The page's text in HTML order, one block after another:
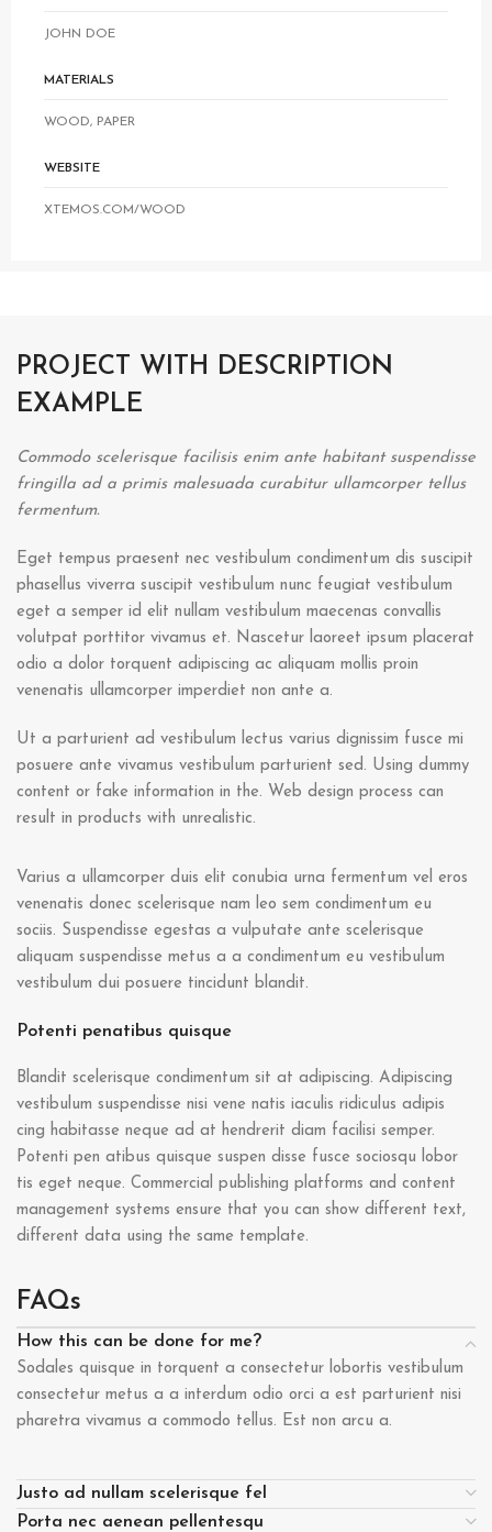
JOHN DOE
MATERIALS
WOOD, PAPER
WEBSITE
XTEMOS.COM/WOOD
PROJECT WITH DESCRIPTION
EXAMPLE
Commodo scelerisque facilisis enim ante habitant suspendisse
fringilla ad a primis malesuada curabitur ullamcorper tellus
fermentum.
Eget tempus praesent nec vestibulum condimentum dis suscipit
phasellus viverra suscipit vestibulum nunc feugiat vestibulum
eget a semper id elit nullam vestibulum maecenas convallis
volutpat porttitor vivamus et. Nascetur laoreet ipsum placerat
odio a dolor torquent adipiscing ac aliquam mollis proin
venenatis ullamcorper imperdiet non ante a.
Ut a parturient ad vestibulum lectus varius dignissim fusce mi
posuere ante vivamus vestibulum parturient sed. Using dummy
content or fake information in the. Web design process can
result in products with unrealistic.
Varius a ullamcorper duis elit conubia urna fermentum vel eros
venenatis donec scelerisque nam leo sem condimentum eu
sociis. Suspendisse egestas a vulputate ante scelerisque
aliquam suspendisse metus a a condimentum eu vestibulum
vestibulum dui posuere tincidunt blandit.
Potenti penatibus quisque
Blandit scelerisque condimentum sit at adipiscing. Adipiscing
vestibulum suspendisse nisi vene natis iaculis ridiculus adipis
cing habitasse neque ad at hendrerit diam facilisi semper.
Potenti pen atibus quisque suspen disse fusce sociosqu lobor
tis eget neque. Commercial publishing platforms and content
management systems ensure that you can show different text,
different data using the same template.
FAQs
How this can be done for me?
Sodales quisque in torquent a consectetur lobortis vestibulum
consectetur metus a a interdum odio orci a est parturient nisi
pharetra vivamus a commodo tellus. Est non arcu a.
Justo ad nullam scelerisque fel
Porta nec aenean pellentesqu